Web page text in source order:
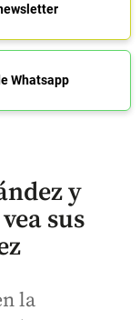
Whatsapp
y
sus
la